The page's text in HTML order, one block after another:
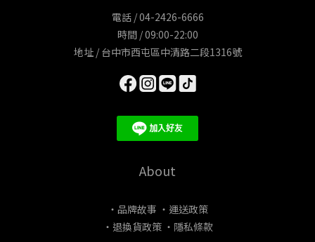
電話 / 04-2426-6666
時間 / 09:00-22:00
地址 / 台中市西屯區中清路二段1316號
About
・品牌故事 ・運送政策
・退換貨政策 ・隱私條款